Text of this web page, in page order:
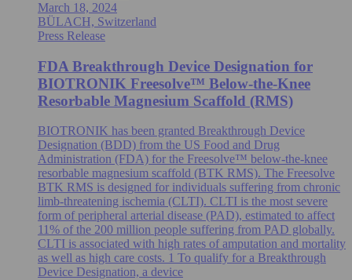
March 18, 2024
BÜLACH, Switzerland
Press Release
FDA Breakthrough Device Designation for
BIOTRONIK Freesolve™ Below-the-Knee
Resorbable Magnesium Scaffold (RMS)
BIOTRONIK has been granted Breakthrough Device
Designation (BDD) from the US Food and Drug
Administration (FDA) for the Freesolve™ below-the-knee
resorbable magnesium scaffold (BTK RMS). The Freesolve
BTK RMS is designed for individuals suffering from chronic
limb-threatening ischemia (CLTI). CLTI is the most severe
form of peripheral arterial disease (PAD), estimated to affect
11% of the 200 million people suffering from PAD globally.
CLTI is associated with high rates of amputation and mortality
as well as high care costs. 1 To qualify for a Breakthrough
Device Designation, a device